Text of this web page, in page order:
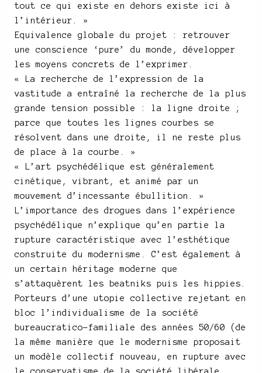
tout ce qui existe en dehors existe ici à
l’intérieur. »
Equivalence globale du projet : retrouver
une conscience ‘pure’ du monde, développer
les moyens concrets de l’exprimer.
« La recherche de l’expression de la
vastitude a entraîné la recherche de la plus
grande tension possible : la ligne droite ;
parce que toutes les lignes courbes se
résolvent dans une droite, il ne reste plus
de place à la courbe. »
« L’art psychédélique est généralement
cinétique, vibrant, et animé par un
mouvement d’incessante ébullition. »
L’importance des drogues dans l’expérience
psychédélique n’explique qu’en partie la
rupture caractéristique avec l’esthétique
construite du modernisme. C’est également à
un certain héritage moderne que
s’attaquèrent les beatniks puis les hippies.
Porteurs d’une utopie collective rejetant en
bloc l’individualisme de la société
bureaucratico-familiale des années 50/60 (de
la même manière que le modernisme proposait
un modèle collectif nouveau, en rupture avec
le conservatisme de la société libérale